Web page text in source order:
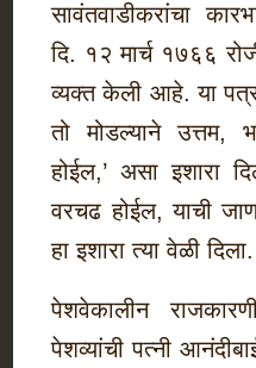
सावंतवाडीकरांचा
दि. १२ मार्च १७६६
व्यक्त केली आहे. या
तो मोडल्याने उत्तम,
होईल,’ असा इशारा
वरचढ होईल, याची जाण
हा इशारा त्या वेळी दिला.
पेशवेकालीन
पेशव्यांची पत्नी